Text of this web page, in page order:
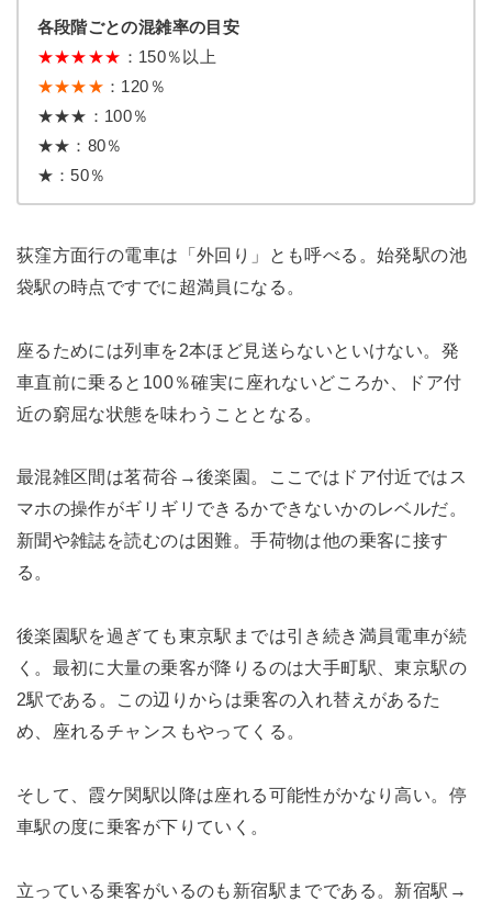
各段階ごとの混雑率の目安
★★★★★ ：150％以上
★★★★ ：120％
★★★：100％
★★：80％
★：50％
荻窪方面行の電車は「外回り」とも呼べる。始発駅の池
袋駅の時点ですでに超満員になる。
座るためには列車を2本ほど見送らないといけない。発
車直前に乗ると100％確実に座れないどころか、ドア付
近の窮屈な状態を味わうこととなる。
最混雑区間は茗荷谷→後楽園。ここではドア付近ではス
マホの操作がギリギリできるかできないかのレベルだ。
新聞や雑誌を読むのは困難。手荷物は他の乗客に接す
る。
後楽園駅を過ぎても東京駅までは引き続き満員電車が続
く。最初に大量の乗客が降りるのは大手町駅、東京駅の
2駅である。この辺りからは乗客の入れ替えがあるた
め、座れるチャンスもやってくる。
そして、霞ケ関駅以降は座れる可能性がかなり高い。停
車駅の度に乗客が下りていく。
立っている乗客がいるのも新宿駅までである。新宿駅→